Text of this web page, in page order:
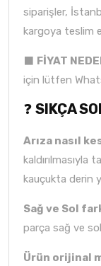
siparişler,
kargoya teslim
⬛ FİYAT
için lütfen
❓ SIKÇA
Arıza nasıl
kaldırılmasıyla
kauçukta derin
Sağ ve Sol
parça sağ ve
Ürün orijinal